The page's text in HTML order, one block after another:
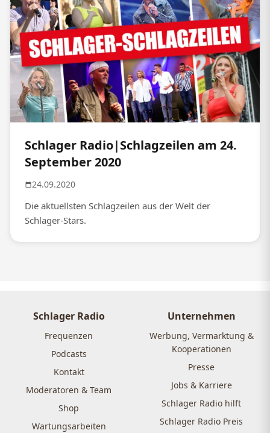
Schlager Radio|Schlagzeilen am 24.
September 2020
24.09.2020
Die aktuellsten Schlagzeilen aus der Welt der
Schlager-Stars.
Schlager Radio
Frequenzen
Podcasts
Kontakt
Moderatoren & Team
Shop
Wartungsarbeiten
Unternehmen
Werbung, Vermarktung &
Kooperationen
Presse
Jobs & Karriere
Schlager Radio hilft
Schlager Radio Preis